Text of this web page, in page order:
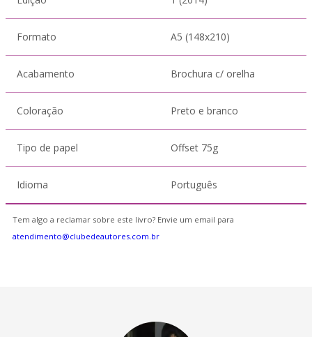
Formato A5 (148x210)
Acabamento Brochura c/ orelha
Coloração Preto e branco
Tipo de papel Offset 75g
Idioma Português
Tem algo a reclamar sobre este livro? Envie um email para
atendimento@clubedeautores.com.br